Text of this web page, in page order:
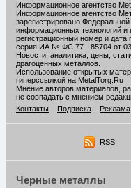
Информационное агентство
Информационное агентство
зарегистрировано
информационных технологий и
регистрационный номер и дата
серия ИА № ФС 77 - 85704 от 03
Новости, аналитика, цены,
драгоценных металлов.
Использование открытых
гиперссылкой на MetalTorg.Ru
Мнение авторов материалов,
не совпадать с мнением
Контакты
Подписка Реклама
RSS
Черные металлы